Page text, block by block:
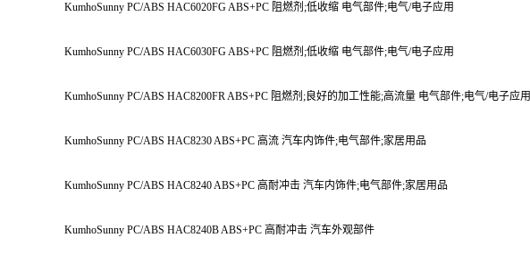
KumhoSunny PC/ABS HAC6020FG ABS+PC 阻燃剂;低收缩 电气部件;电气/电子应用
KumhoSunny PC/ABS HAC6030FG ABS+PC 阻燃剂;低收缩 电气部件;电气/电子应用
KumhoSunny PC/ABS HAC8200FR ABS+PC 阻燃剂;良好的加工性能;高流量 电气部件;电气/电子应用
KumhoSunny PC/ABS HAC8230 ABS+PC 高流 汽车内饰件;电气部件;家居用品
KumhoSunny PC/ABS HAC8240 ABS+PC 高耐冲击 汽车内饰件;电气部件;家居用品
KumhoSunny PC/ABS HAC8240B ABS+PC 高耐冲击 汽车外观部件